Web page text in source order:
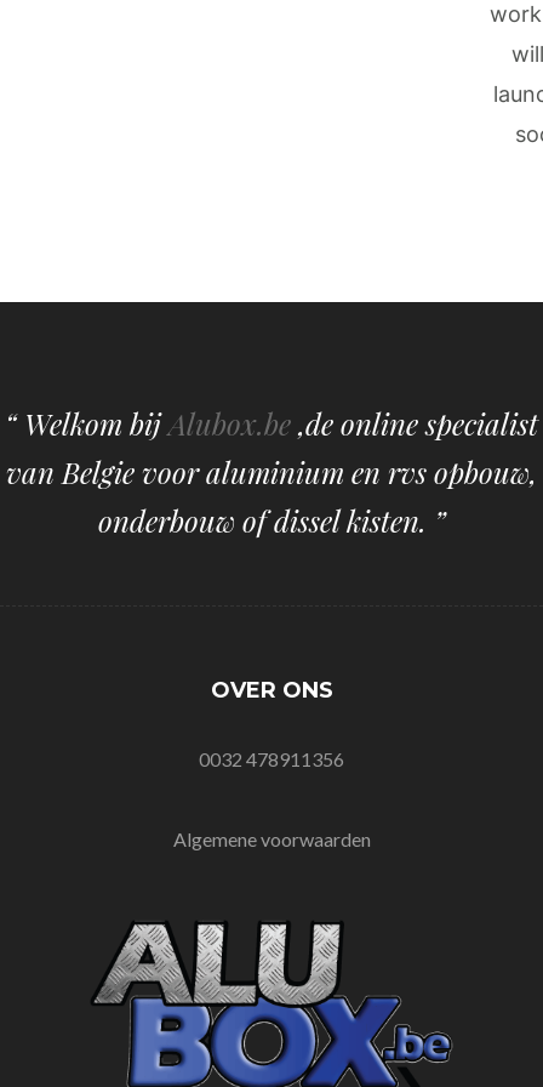
“ Welkom bijAlubox.be,de online specialist
van Belgie voor aluminium en rvs opbouw,
onderbouw of dissel kisten. ”
OVER ONS
0032 478911356
Algemene voorwaarden